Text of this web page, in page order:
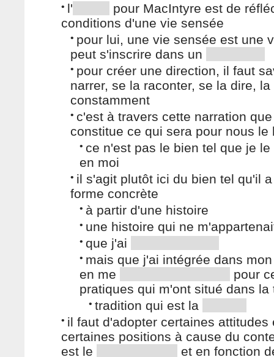
• l'
pour MacIntyre est de
conditions d'une vie sensée
• pour lui, une vie sensée est une
peut s'inscrire dans un
• pour créer une direction, il faut
narrer, se la raconter, se la dire,
constamment
• c'est à travers cette narration
constitue ce qui sera pour nous le
• ce n'est pas le bien tel que je le
en moi
• il s'agit plutôt ici du bien tel qu'il
forme concrète
• à partir d'une histoire
• une histoire qui ne
• que j'ai
• mais que j'ai intégrée dans
en me
pour
pratiques qui m'ont situé dans la
• tradition qui est la
• il faut d'adopter certaines attitudes
certaines positions à cause du
est le
et en fonction